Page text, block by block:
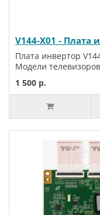
V144-X01 - Плата
Плата инвертор
Модели
1 500 р.